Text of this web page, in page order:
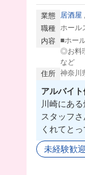
業態 居酒屋 ,
職種 ホール
内容 ■ホー
◎お料
など
住所 神奈川
アルバイ
川崎にあ
スタッフ
くれてと
アルバイト
いみたい🥹
日本酒を
未経験歓迎